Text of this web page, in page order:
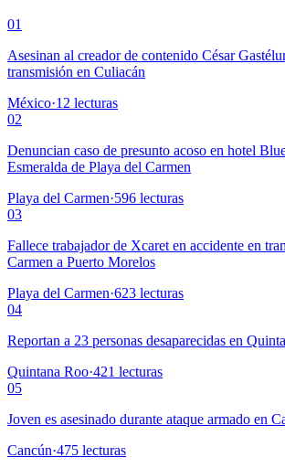
01
Asesinan al creador de contenido César
transmisión en Culiacán
México·12 lecturas
02
Denuncian caso de presunto acoso en hotel
Esmeralda de Playa del Carmen
Playa del Carmen·596 lecturas
03
Fallece trabajador de Xcaret en accidente en
Carmen a Puerto Morelos
Playa del Carmen·623 lecturas
04
Reportan a 23 personas desaparecidas en
Quintana Roo·421 lecturas
05
Joven es asesinado durante ataque armado en
Cancún·475 lecturas